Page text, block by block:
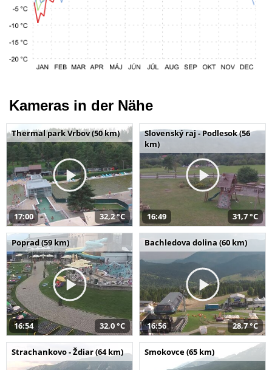
Kameras in der Nähe
Thermal park Vrbov (50 km)
17:00 32,2 °C
Slovenský raj - Podlesok (56
km)
16:49 31,7 °C
Poprad (59 km)
16:54 32,0 °C
Bachledova dolina (60 km)
16:56 28,7 °C
Strachankovo - Ždiar (64 km) Smokovce (65 km)